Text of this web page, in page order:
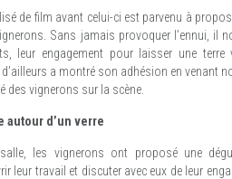
de film avant celui-ci est parvenu à
Sans jamais provoquer l’ennui, il
leur engagement pour laisser une
a montré son adhésion en venant
des vignerons sur la scène.
autour d’un verre
les vignerons ont proposé une
leur travail et discuter avec eux de leur